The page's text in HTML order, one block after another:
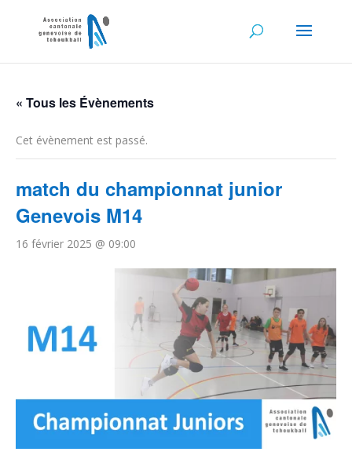
« Tous les Évènements
Cet évènement est passé.
match du championnat junior
Genevois M14
16 février 2025 @ 09:00